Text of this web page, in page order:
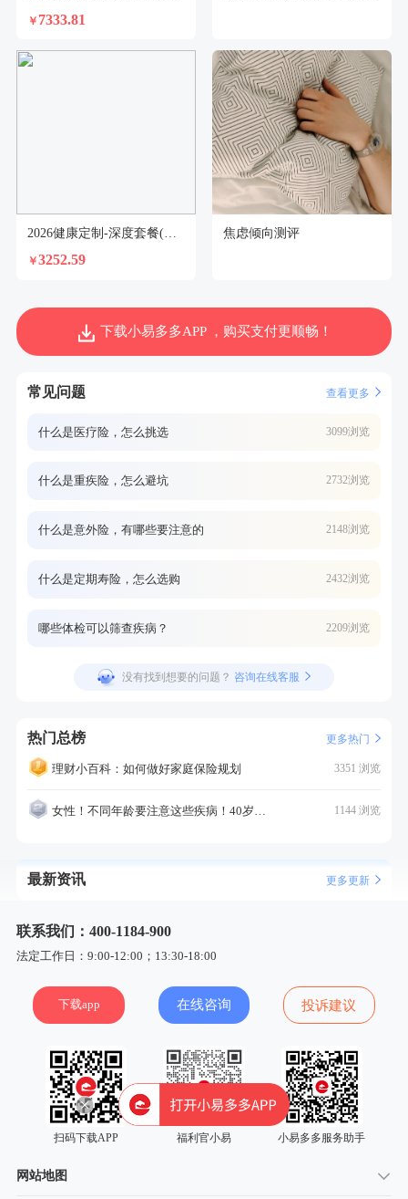
￥ 7333.81
2026健康定制-深度套餐(未婚女)
￥3252.59
焦虑倾向测评
下载小易多多APP ，购买支付更顺畅！
常见问题 查看更多
什么是医疗险，怎么挑选 3099浏览
什么是重疾险，怎么避坑 2732浏览
什么是意外险，有哪些要注意的 2148浏览
什么是定期寿险，怎么选购 2432浏览
哪些体检可以筛查疾病？ 2209浏览
没有找到想要的问题？ 咨询在线客服
热门总榜 更多热门
理财小百科：如何做好家庭保险规划 3351 浏览
女性！不同年龄要注意这些疾病！40岁的这个疾病最需要注意！ 1144 浏览
最新资讯 更多更新
联系我们：400-1184-900
法定工作日：9:00-12:00；13:30-18:00
下载app 在线咨询 投诉建议
扫码下载APP 福利官小易 小易多多服务助手
网站地图